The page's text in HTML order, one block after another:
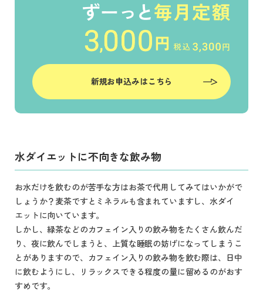
新規お申込みはこちら
水ダイエットに不向きな飲み物
お水だけを飲むのが苦手な方はお茶で代用してみてはいかがで
しょうか？麦茶ですとミネラルも含まれていますし、水ダイ
エットに向いています。
しかし、緑茶などのカフェイン入りの飲み物をたくさん飲んだ
り、夜に飲んでしまうと、上質な睡眠の妨げになってしまうこ
とがありますので、カフェイン入りの飲み物を飲む際は、日中
に飲むようにし、リラックスできる程度の量に留めるのがおす
すめです。